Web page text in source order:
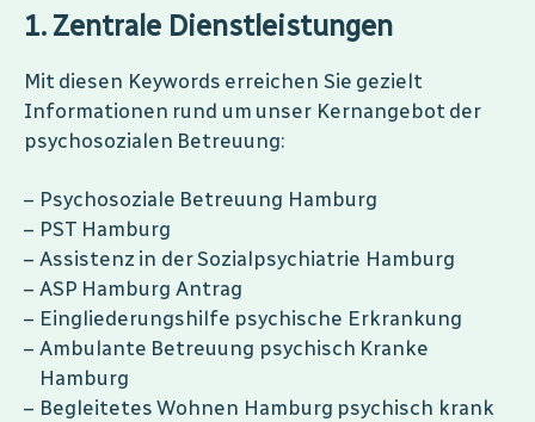
1. Zentrale Dienstleistungen
Mit diesen Keywords erreichen Sie gezielt
Informationen rund um unser Kernangebot der
psychosozialen Betreuung:
Psychosoziale Betreuung Hamburg
PST Hamburg
Assistenz in der Sozialpsychiatrie Hamburg
ASP Hamburg Antrag
Eingliederungshilfe psychische Erkrankung
Ambulante Betreuung psychisch Kranke
Hamburg
Begleitetes Wohnen Hamburg psychisch krank